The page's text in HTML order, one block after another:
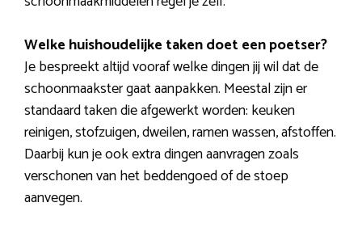
Welke huishoudelijke taken doet een poetser?
Je bespreekt altijd vooraf welke dingen jij wil dat de
schoonmaakster gaat aanpakken. Meestal zijn er
standaard taken die afgewerkt worden: keuken
reinigen, stofzuigen, dweilen, ramen wassen, afstoffen.
Daarbij kun je ook extra dingen aanvragen zoals
verschonen van het beddengoed of de stoep
aanvegen.